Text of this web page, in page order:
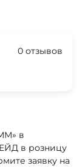
0 отзывов
в
в розницу
заявку на